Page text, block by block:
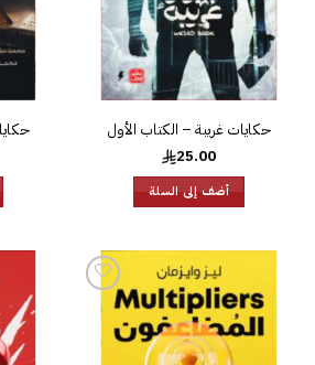
حكايات غريبة – الكتاب الأول
25.00
أضف إلى السلة